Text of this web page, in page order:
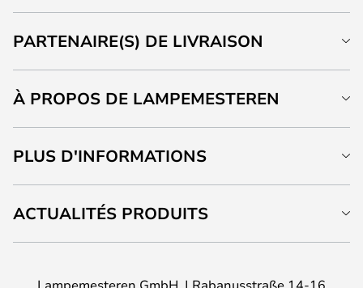
PARTENAIRE(S) DE LIVRAISON
À PROPOS DE LAMPEMESTEREN
PLUS D'INFORMATIONS
ACTUALITÉS PRODUITS
Lampemesteren GmbH Rabanusstraße 14-16